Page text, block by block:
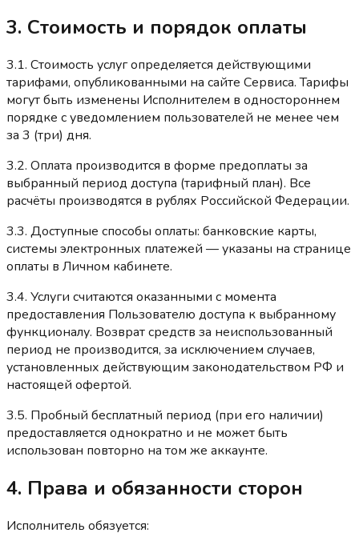
3. Стоимость и порядок оплаты
3.1. Стоимость услуг определяется действующими
тарифами, опубликованными на сайте Сервиса. Тарифы
могут быть изменены Исполнителем в одностороннем
порядке с уведомлением пользователей не менее чем
за 3 (три) дня.
3.2. Оплата производится в форме предоплаты за
выбранный период доступа (тарифный план). Все
расчёты производятся в рублях Российской Федерации.
3.3. Доступные способы оплаты: банковские карты,
системы электронных платежей — указаны на странице
оплаты в Личном кабинете.
3.4. Услуги считаются оказанными с момента
предоставления Пользователю доступа к выбранному
функционалу. Возврат средств за неиспользованный
период не производится, за исключением случаев,
установленных действующим законодательством РФ и
настоящей офертой.
3.5. Пробный бесплатный период (при его наличии)
предоставляется однократно и не может быть
использован повторно на том же аккаунте.
4. Права и обязанности сторон
Исполнитель обязуется: